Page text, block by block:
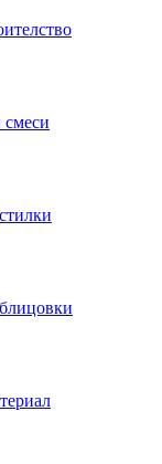
смеси